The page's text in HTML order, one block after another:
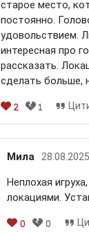
старое место,
постоянно.
удовольствием.
интересная про
рассказать.
сделать больше,
2 1
Мила
Неплохая
локациями.
0 0